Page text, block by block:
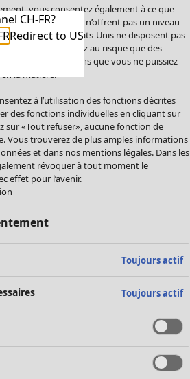
CH-FR?
Redirect to US
vous consentez également à ce que
Les États-Unis n’offrent pas un niveau
de l’UE. Les États-Unis ne disposent pas
vous vous exposez au risque que des
personnel sans que vous ne puissiez
la matière.
à l’utilisation des fonctions décrites
des fonctions individuelles en cliquant sur
sur «Tout refuser», aucune fonction de
Vous trouverez de plus amples informations
et dans nos mentions légales. Dans les
révoquer à tout moment le
effet pour l’avenir.
Toujours actif
Toujours actif